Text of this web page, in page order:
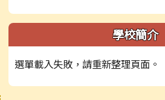
學校簡介
選單載入失敗，請重新整理頁面。